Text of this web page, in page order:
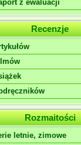
z ewaluacji
Recenzje
Rozmaitości
letnie, zimowe